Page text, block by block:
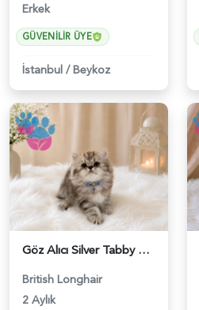
Erkek
GÜVENILIR ÜYE
İstanbul /Beykoz
Göz Alıcı Silver Tabby Desenli British Longhair Erkek Yavrumuz - 4527
British Longhair
2 Aylık